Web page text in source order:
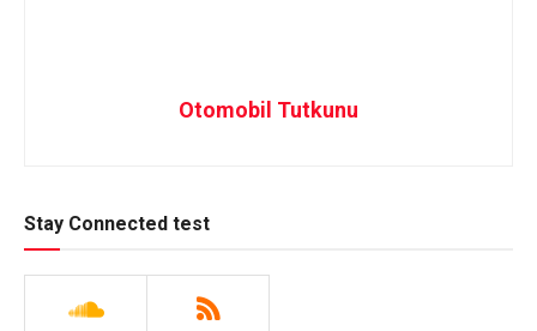
Otomobil Tutkunu
Stay Connected test